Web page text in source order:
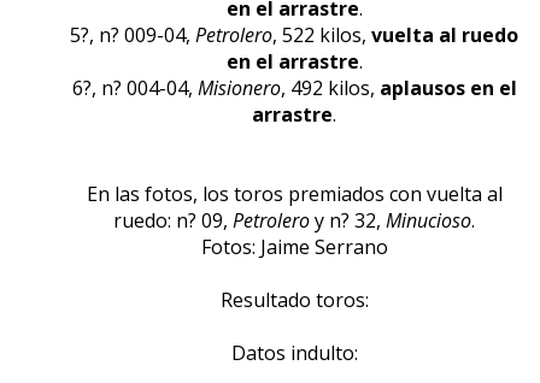
en el arrastre.
5?, n? 009-04, Petrolero, 522 kilos, vuelta al ruedo
en el arrastre.
6?, n? 004-04, Misionero, 492 kilos, aplausos en el
arrastre.
En las fotos, los toros premiados con vuelta al
ruedo: n? 09, Petroleroy n? 32, Minucioso.
Fotos: Jaime Serrano
Resultado toros:
Datos indulto: